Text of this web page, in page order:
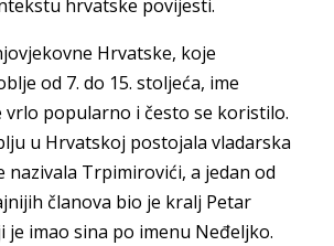
hrvatske povijesti.
Hrvatske, koje
od 7. do 15. stoljeća, ime
vrlo popularno i često se koristilo.
u Hrvatskoj postojala vladarska
nazivala Trpimirovići, a jedan od
članova bio je kralj Petar
je imao sina po imenu Neđeljko.